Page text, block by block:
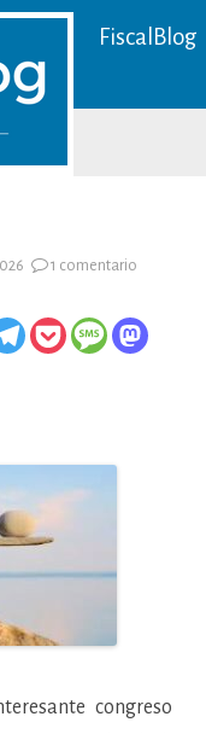
FiscalBlog
1 comentario
congreso